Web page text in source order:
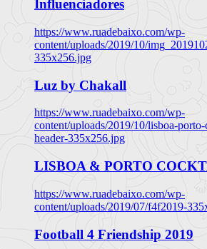
Influenciadores
https://www.ruadebaixo.com/wp-
content/uploads/2019/10/
335x256.jpg
Luz by Chakall
https://www.ruadebaixo.com/wp-
content/uploads/2019/10/lisboa-
header-335x256.jpg
LISBOA & PORTO
https://www.ruadebaixo.com/wp-
content/uploads/2019/07/f4f2019-
Football 4 Friendship 2019